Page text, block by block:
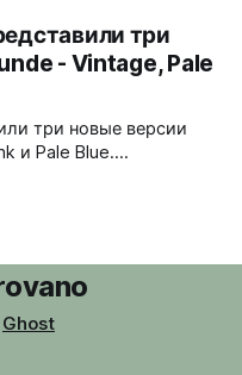
морские приливы,
стрелка отсылают
кампании фонда
выгравирован
экземпляра 30
три
- Vintage, Pale
три новые версии
и Pale Blue.
из Rundeskatten.
сабдайлом,
Ghost